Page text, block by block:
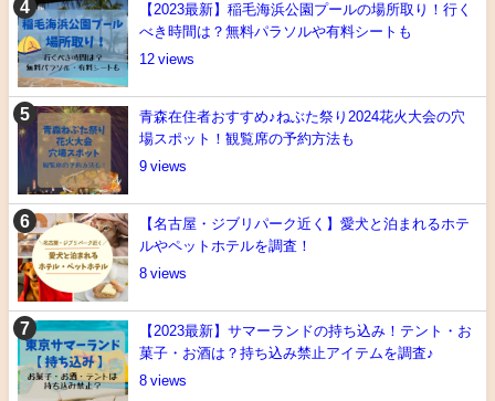
【2023最新】稲毛海浜公園プールの場所取り！行く
べき時間は？無料パラソルや有料シートも
12
青森在住者おすすめ♪ねぶた祭り2024花火大会の穴
場スポット！観覧席の予約方法も
9
【名古屋・ジブリパーク近く】愛犬と泊まれるホテ
ルやペットホテルを調査！
8
【2023最新】サマーランドの持ち込み！テント・お
菓子・お酒は？持ち込み禁止アイテムを調査♪
8